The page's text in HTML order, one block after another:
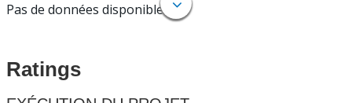
Pas de données disponibles.
Ratings